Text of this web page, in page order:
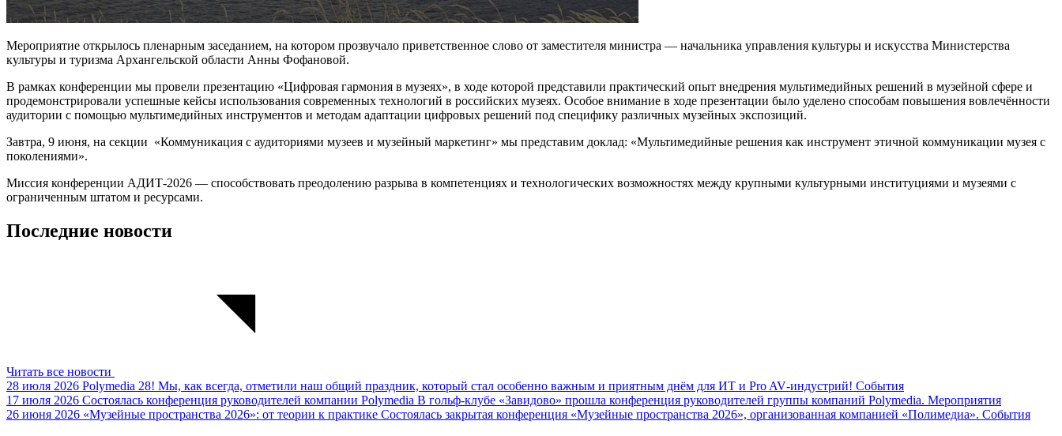
Мероприятие открылось пленарным заседанием, на котором прозвучало приветственное слово от заместителя министра — начальника управления культуры и искусства Министерства
культуры и туризма Архангельской области Анны Фофановой.
В рамках конференции мы провели презентацию «Цифровая гармония в музеях», в ходе которой представили практический опыт внедрения мультимедийных решений в музейной сфере и
продемонстрировали успешные кейсы использования современных технологий в российских музеях. Особое внимание в ходе презентации было уделено способам повышения вовлечённости
аудитории с помощью мультимедийных инструментов и методам адаптации цифровых решений под специфику различных музейных экспозиций.
Завтра, 9 июня, на секции «Коммуникация с аудиториями музеев и музейный маркетинг» мы представим доклад: «Мультимедийные решения как инструмент этичной коммуникации музея с
поколениями».
Миссия конференции АДИТ‑2026 — способствовать преодолению разрыва в компетенциях и технологических возможностях между крупными культурными институциями и музеями с
ограниченным штатом и ресурсами.
Последние новости
Читать все новости
28 июля 2026 Polymedia 28! Мы, как всегда, отметили наш общий праздник, который стал особенно важным и приятным днём для ИТ и Pro AV‑индустрий! События
17 июля 2026 Состоялась конференция руководителей компании Polymedia В гольф‑клубе «Завидово» прошла конференция руководителей группы компаний Polymedia. Мероприятия
26 июня 2026 «Музейные пространства 2026»: от теории к практике Cостоялась закрытая конференция «Музейные пространства 2026», организованная компанией «Полимедиа». События